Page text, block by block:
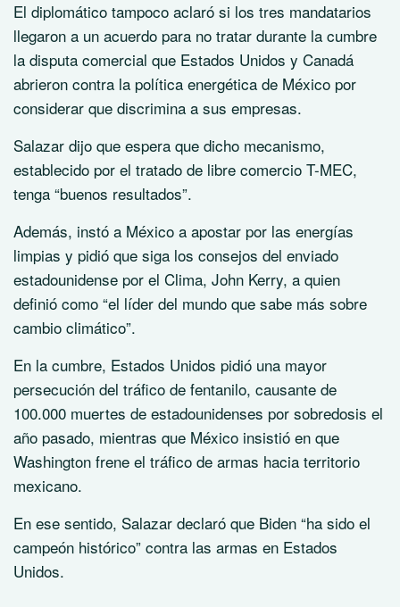
El diplomático tampoco aclaró si los tres mandatarios
llegaron a un acuerdo para no tratar durante la cumbre
la disputa comercial que Estados Unidos y Canadá
abrieron contra la política energética de México por
considerar que discrimina a sus empresas.
Salazar dijo que espera que dicho mecanismo,
establecido por el tratado de libre comercio T-MEC,
tenga “buenos resultados”.
Además, instó a México a apostar por las energías
limpias y pidió que siga los consejos del enviado
estadounidense por el Clima, John Kerry, a quien
definió como “el líder del mundo que sabe más sobre
cambio climático”.
En la cumbre, Estados Unidos pidió una mayor
persecución del tráfico de fentanilo, causante de
100.000 muertes de estadounidenses por sobredosis el
año pasado, mientras que México insistió en que
Washington frene el tráfico de armas hacia territorio
mexicano.
En ese sentido, Salazar declaró que Biden “ha sido el
campeón histórico” contra las armas en Estados
Unidos.